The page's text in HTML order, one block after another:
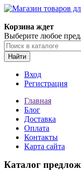
Корзина ждет
Выберите любое
Найти
Вход
Регистрация
Главная
Блог
Доставка
Оплата
Контакты
Карта сайта
Каталог